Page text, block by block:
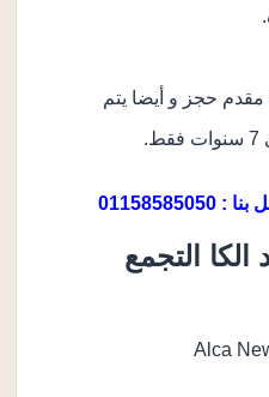
والتقسيط : 15% مقدم حجز و أيضا يتم
: 01158585050
التجمع